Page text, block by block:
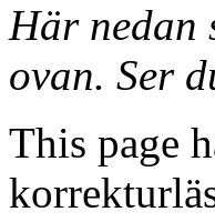
Här nedan
ovan. Ser
This page